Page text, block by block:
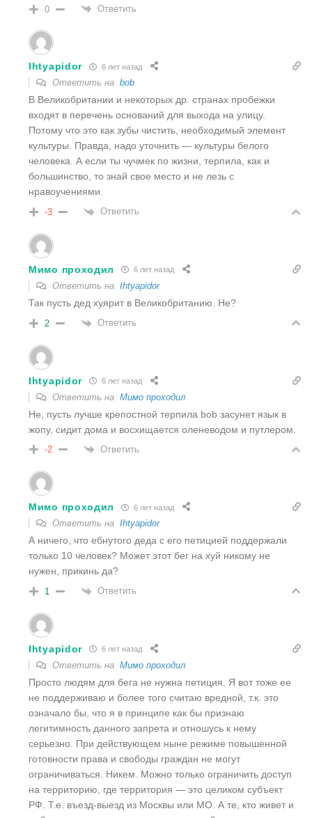
0 Ответить
Ihtyapidor 6 лет назад
Ответить на bob
В Великобритании и некоторых др. странах пробежки
входят в перечень оснований для выхода на улицу.
Потому что это как зубы чистить, необходимый элемент
культуры. Правда, надо уточнить — культуры белого
человека. А если ты чучмек по жизни, терпила, как и
большинство, то знай свое место и не лезь с
нравоучениями.
-3 Ответить
Мимо проходил 6 лет назад
Ответить на Ihtyapidor
Так пусть дед хуярит в Великобританию. Не?
2 Ответить
Ihtyapidor 6 лет назад
Ответить на Мимо проходил
Не, пусть лучше крепостной терпила bob засунет язык в
жопу, сидит дома и восхищается оленеводом и путлером.
-2 Ответить
Мимо проходил 6 лет назад
Ответить на Ihtyapidor
А ничего, что ебнутого деда с его петицией поддержали
только 10 человек? Может этот бег на хуй никому не
нужен, прикинь да?
1 Ответить
Ihtyapidor 6 лет назад
Ответить на Мимо проходил
Просто людям для бега не нужна петиция. Я вот тоже ее
не поддерживаю и более того считаю вредной, т.к. это
означало бы, что я в принципе как бы признаю
легитимность данного запрета и отношусь к нему
серьезно. При действующем ныне режиме повышенной
готовности права и свободы граждан не могут
ограничиваться. Никем. Можно только ограничить доступ
на территорию, где территория — это целиком субъект
РФ. Т.е. въезд-выезд из Москвы или МО. А те, кто живет и